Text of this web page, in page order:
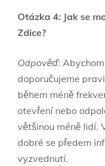
Otázka 4: Jak se
Zdice?
Odpověď:
doporučujeme
během méně
otevření nebo
většinou méně lidí.
dobré se předem
vyzvednutí.